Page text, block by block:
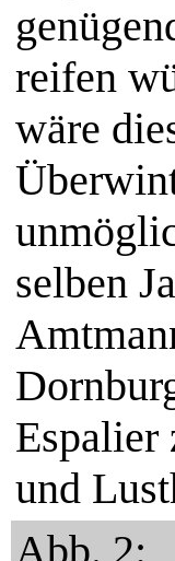
reifen
wäre
selben
Espalier
und
Abb. 2: